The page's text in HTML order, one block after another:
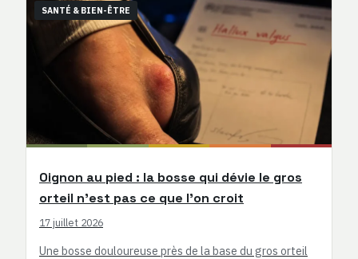
SANTÉ & BIEN-ÊTRE
Oignon au pied : la bosse qui dévie le gros
orteil n’est pas ce que l’on croit
17 juillet 2026
Une bosse douloureuse près de la base du gros orteil